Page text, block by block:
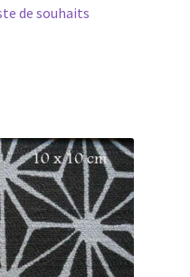
€. 10,80 €.
de souhaits